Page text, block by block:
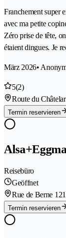
Franchement super
avec ma petite
Zéro prise de tête,
étaient dingues. Je
März 2026•
5(2)
Route du
Termin reservieren
Reisebüro
Geöffnet
Rue de Berne 12
Termin reservieren